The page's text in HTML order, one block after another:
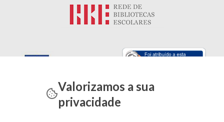
Valorizamos a sua
privacidade